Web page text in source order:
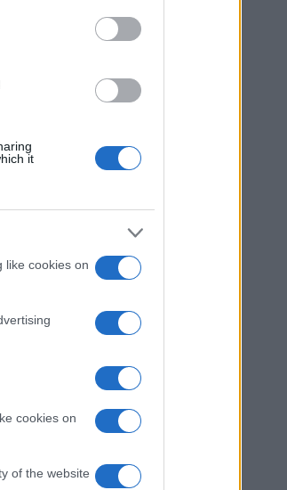
it
like cookies on
cookies on
of the website
il
più